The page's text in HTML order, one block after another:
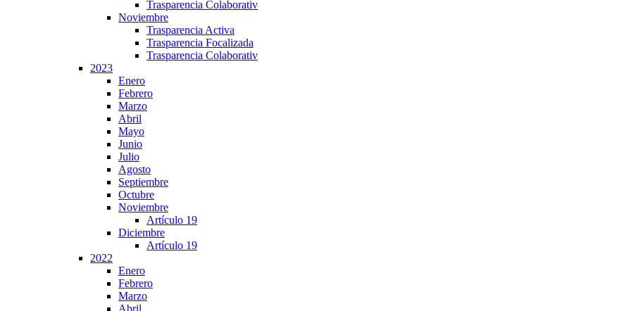
Trasparencia Colaborativ
Noviembre
Trasparencia Activa
Trasparencia Focalizada
Trasparencia Colaborativ
2023
Enero
Febrero
Marzo
Abril
Mayo
Junio
Julio
Agosto
Septiembre
Octubre
Noviembre
Artículo 19
Diciembre
Artículo 19
2022
Enero
Febrero
Marzo
Abril